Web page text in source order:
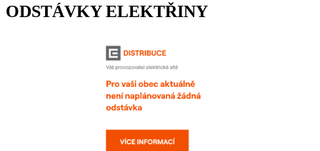
ODSTÁVKY ELEKTŘINY